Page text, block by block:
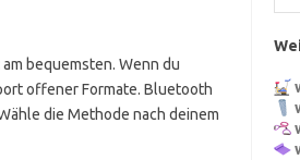
am bequemsten. Wenn du
offener Formate. Bluetooth
die Methode nach deinem